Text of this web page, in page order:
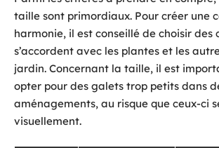
taille sont primordiaux. Pour créer une
harmonie, il est conseillé de choisir des
s’accordent avec les plantes et les
jardin. Concernant la taille, il est
opter pour des galets trop petits dans
aménagements, au risque que ceux-ci
visuellement.